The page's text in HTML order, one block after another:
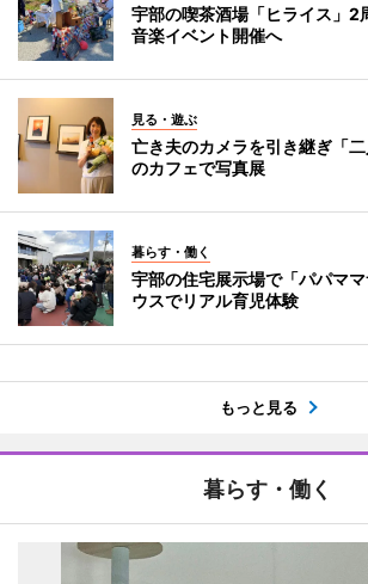
宇部の喫茶酒場「ヒライス」
音楽イベント開催へ
見る・遊ぶ
亡き夫のカメラを引き継ぎ「
のカフェで写真展
暮らす・働く
宇部の住宅展示場で「パパマ
ウスでリアル育児体験
もっと見る
暮らす・働く